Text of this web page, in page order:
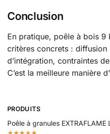
Conclusion
En pratique, poêle à bois
critères concrets : diffusion
d’intégration, contraintes
C’est la meilleure manière
PRODUITS
Poêle à granules EXTRAFLAME